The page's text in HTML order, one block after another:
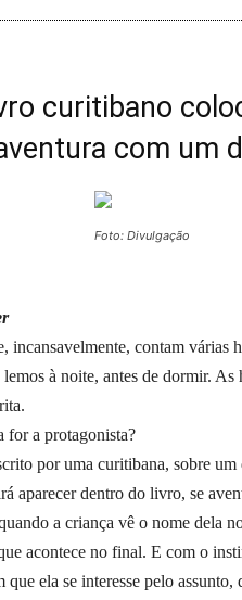
curitibano
com um
Foto: Divulgação
incansavelmente, contam várias
à noite, antes de dormir.
for a protagonista?
por uma curitibana, sobre
aparecer dentro do livro, se
a criança vê o nome dela
acontece no final. E com o
que ela se interesse pelo